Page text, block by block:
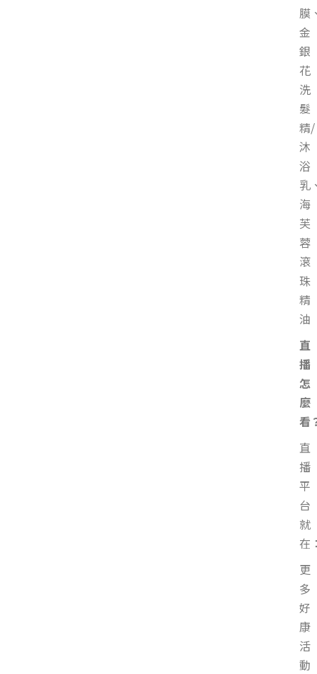
膜
金
銀
花
洗
髮
精/
沐
浴
乳
海
芙
蓉
滾
珠
精
油
直
播
怎
麼
看
直
播
平
台
就
在
更
多
好
康
活
動